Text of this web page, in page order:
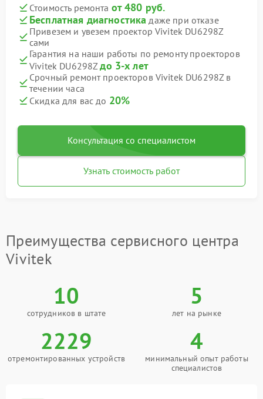
Стоимость ремонта от 480 руб.
Бесплатная диагностика даже при отказе
Привезем и увезем проектор Vivitek DU6298Z
сами
Гарантия на наши работы по ремонту проекторов
Vivitek DU6298Zдо 3-х лет
Срочный ремонт проекторов Vivitek DU6298Z в
течении часа
Скидка для вас до 20%
Консультация со специалистом
Узнать стоимость работ
Преимущества сервисного центра
Vivitek
10
сотрудников в штате
5
лет на рынке
2229
отремонтированных устройств
4
минимальный опыт работы
специалистов